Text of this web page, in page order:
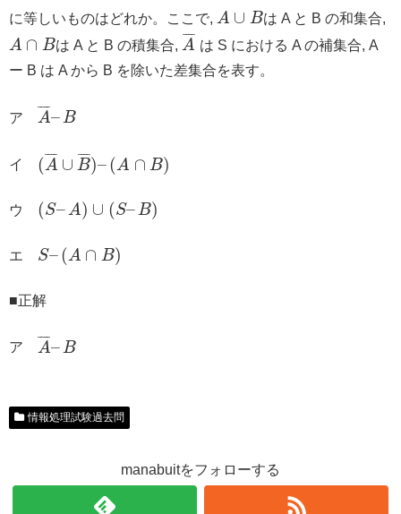
に等しいものはどれか。ここで, A ∪ Bは A と B の和集合,
A ∩ Bは A と B の積集合, A
¯¯
¯¯
は S における A の補集合, A
ー B は A から B を除いた差集合を表す。
ア A
¯¯
¯¯–B
イ (A
¯¯
¯¯ ∪ B
¯¯
¯¯)–(A ∩ B)
ウ (S–A) ∪ (S–B)
エ S–(A ∩ B)
■正解
ア A
¯¯
¯¯–B
情報処理試験過去問
manabuitをフォローする